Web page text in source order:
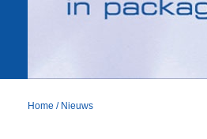
Home / Nieuws